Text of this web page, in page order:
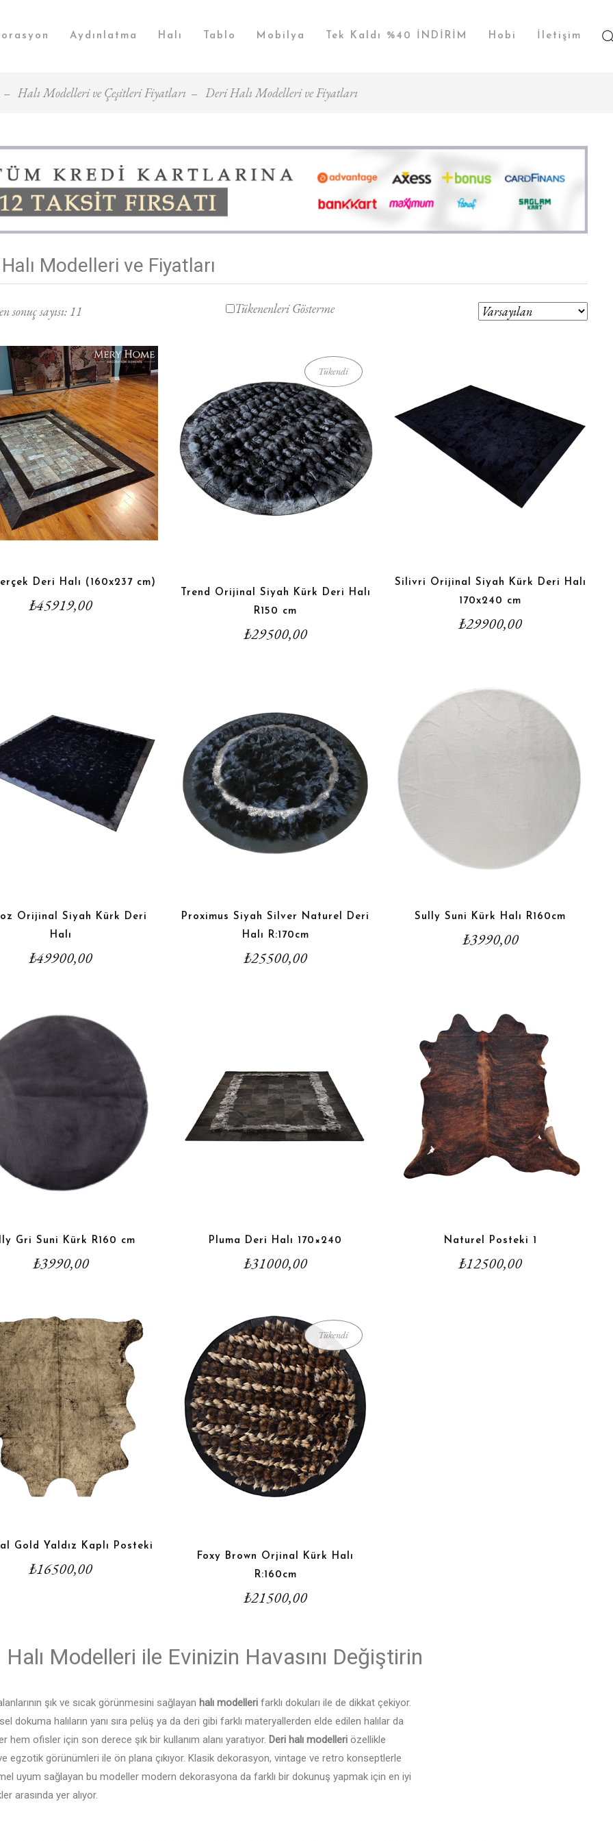
Aydınlatma Halı Tablo Mobilya Tek Kaldı %40 İNDİRİM Hobi İletişim
Halı Modelleri ve Çeşitleri Fiyatları Deri Halı Modelleri ve Fiyatları
Modelleri ve Fiyatları
sonuç sayısı: 11 Tükenenleri Gösterme
Deri Halı (160x237 cm)
₺45919,00
Tükendi
Trend Orijinal Siyah Kürk Deri Halı
R150 cm
₺29500,00
Silivri Orijinal Siyah Kürk Deri Halı
170x240 cm
₺29900,00
Orijinal Siyah Kürk Deri
Halı
₺49900,00
Proximus Siyah Silver Naturel Deri
Halı R:170cm
₺25500,00
Sully Suni Kürk Halı R160cm
₺3990,00
Gri Suni Kürk R160 cm
₺3990,00
Pluma Deri Halı 170×240
₺31000,00
Naturel Posteki 1
₺12500,00
Gold Yaldız Kaplı Posteki
₺16500,00
Tükendi
Foxy Brown Orjinal Kürk Halı
R:160cm
₺21500,00
Halı Modelleri ile Evinizin Havasını Değiştirin
şık ve sıcak görünmesini sağlayan halı modelleri farklı dokuları ile de dikkat çekiyor.
dokuma halıların yanı sıra pelüş ya da deri gibi farklı materyallerden elde edilen halılar da
hem ofisler için son derece şık bir kullanım alanı yaratıyor. Deri halı modelleri özellikle
egzotik görünümleri ile ön plana çıkıyor. Klasik dekorasyon, vintage ve retro konseptlerle
uyum sağlayan bu modeller modern dekorasyona da farklı bir dokunuş yapmak için en iyi
arasında yer alıyor.